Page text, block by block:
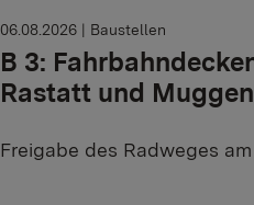
B 3:
Rastatt und
06.08.2026 | Baustellen
Freigabe des Radweges